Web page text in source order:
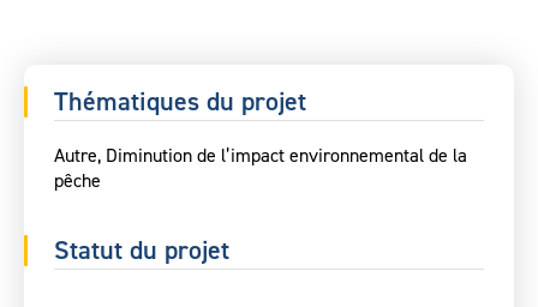
Thématiques du projet
Autre, Diminution de l’impact environnemental de la
pêche
Statut du projet